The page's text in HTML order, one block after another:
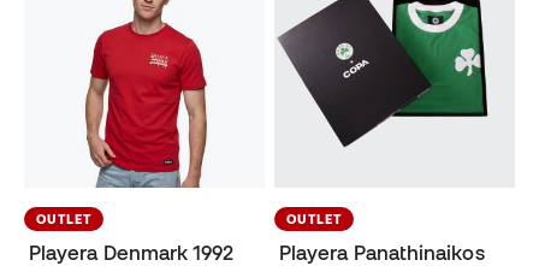
OUTLET
Playera Denmark 1992
OUTLET
Playera Panathinaikos